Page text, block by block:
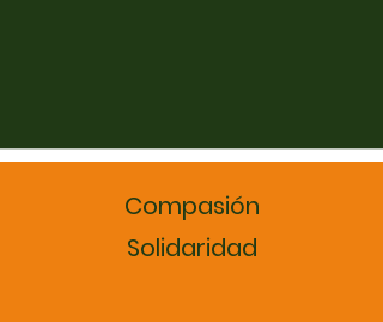
Compasión
Solidaridad